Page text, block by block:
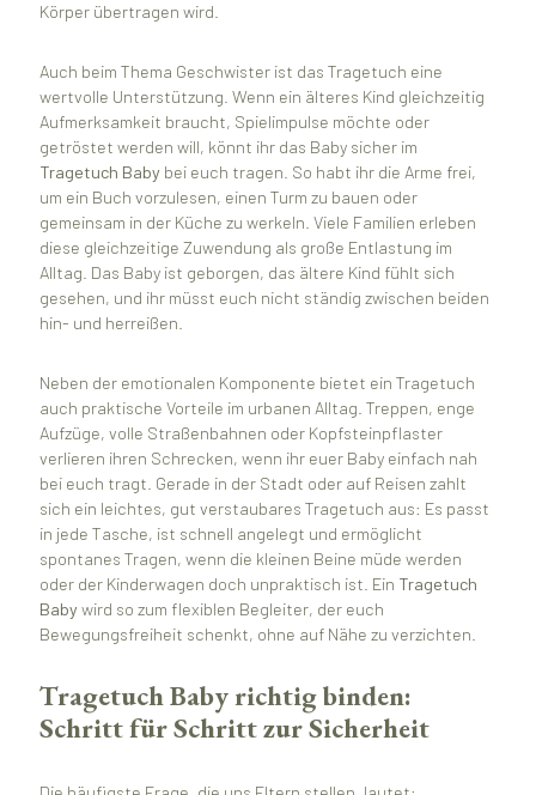
Körper übertragen wird.
Auch beim Thema Geschwister ist das Tragetuch eine
wertvolle Unterstützung. Wenn ein älteres Kind gleichzeitig
Aufmerksamkeit braucht, Spielimpulse möchte oder
getröstet werden will, könnt ihr das Baby sicher im
Tragetuch Baby bei euch tragen. So habt ihr die Arme frei,
um ein Buch vorzulesen, einen Turm zu bauen oder
gemeinsam in der Küche zu werkeln. Viele Familien erleben
diese gleichzeitige Zuwendung als große Entlastung im
Alltag. Das Baby ist geborgen, das ältere Kind fühlt sich
gesehen, und ihr müsst euch nicht ständig zwischen beiden
hin- und herreißen.
Neben der emotionalen Komponente bietet ein Tragetuch
auch praktische Vorteile im urbanen Alltag. Treppen, enge
Aufzüge, volle Straßenbahnen oder Kopfsteinpflaster
verlieren ihren Schrecken, wenn ihr euer Baby einfach nah
bei euch tragt. Gerade in der Stadt oder auf Reisen zahlt
sich ein leichtes, gut verstaubares Tragetuch aus: Es passt
in jede Tasche, ist schnell angelegt und ermöglicht
spontanes Tragen, wenn die kleinen Beine müde werden
oder der Kinderwagen doch unpraktisch ist. Ein Tragetuch
Baby wird so zum flexiblen Begleiter, der euch
Bewegungsfreiheit schenkt, ohne auf Nähe zu verzichten.
Tragetuch Baby richtig binden:
Schritt für Schritt zur Sicherheit